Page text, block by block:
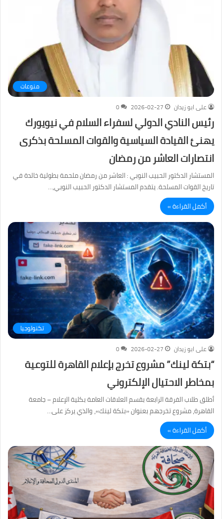
منوعات
على ابو زيدان
2026-02-27
0
رئيس النادي الدولي لسفراء السلام في نيويورك
يهنئ القيادة السياسية والقوات المسلحة بذكرى
انتصارات العاشر من رمضان
المستشار الدكتور الحبيب النوبي : العاشر من رمضان ملحمة بطولية خالدة في
تاريخ القوات المسلحة. يتقدم المستشار الدكتور الحبيب النوبي،…
أكمل القراءة »
تكنولوجيا
على ابو زيدان
2026-02-27
0
“بتكة لينك” مشروع تخرج بإعلام القاهرة للتوعية
بمخاطر الاحتيال الإلكتروني
أطلق طلاب الفرقة الرابعة بقسم العلاقات العامة بكلية الإعلام – جامعة
القاهرة، مشروع تخرجهم بعنوان «بتكة لينك»، والذي يركز على…
أكمل القراءة »